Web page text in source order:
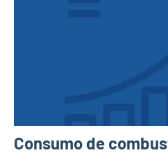
Consumo de